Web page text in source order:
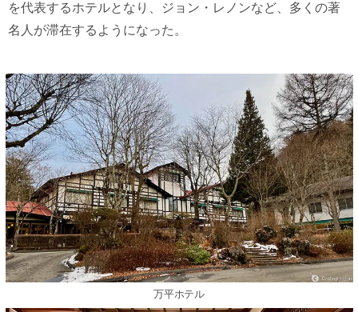
を代表するホテルとなり、ジョン・レノンなど、多くの著
名人が滞在するようになった。
万平ホテル